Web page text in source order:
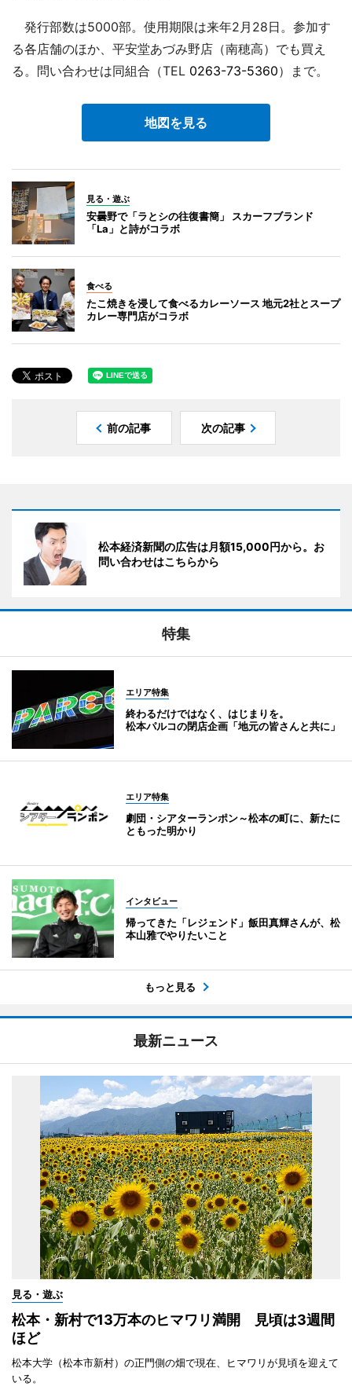
発行部数は5000部。使用期限は来年2月28日。参加す
る各店舗のほか、平安堂あづみ野店（南穂高）でも買え
る。問い合わせは同組合（TEL 0263-73-5360）まで。
地図を見る
見る・遊ぶ
安曇野で「ラとシの往復書簡」 スカーフブランド
「La」と詩がコラボ
食べる
たこ焼きを浸して食べるカレーソース 地元2社とスープ
カレー専門店がコラボ
前の記事 次の記事
松本経済新聞の広告は月額15,000円から。お
問い合わせはこちらから
特集
エリア特集
終わるだけではなく、はじまりを。
松本パルコの閉店企画「地元の皆さんと共に」
エリア特集
劇団・シアターランポン～松本の町に、新たに
ともった明かり
インタビュー
帰ってきた「レジェンド」飯田真輝さんが、松
本山雅でやりたいこと
もっと見る
最新ニュース
見る・遊ぶ
松本・新村で13万本のヒマワリ満開 見頃は3週間
ほど
松本大学（松本市新村）の正門側の畑で現在、ヒマワリが見頃を迎えて
いる。